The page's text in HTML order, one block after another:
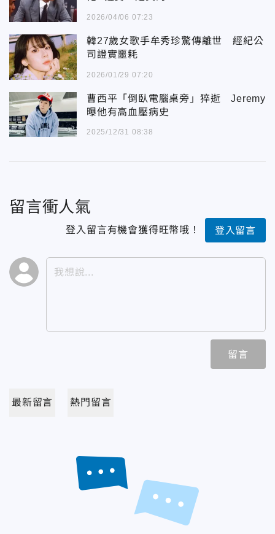
2026/04/06 07:23
韓27歲女歌手牟秀珍驚傳離世 經紀公
司證實噩耗
2026/01/29 07:20
曹西平「倒臥電腦桌旁」猝逝 Jeremy
曝他有高血壓病史
2025/12/31 08:38
留言衝人氣
登入留言有機會獲得旺幣哦！ 登入留言
留言
最新留言 熱門留言